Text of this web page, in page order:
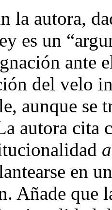
la autora,
es un
ante
del velo
aunque se
autora cita
en
Añade que